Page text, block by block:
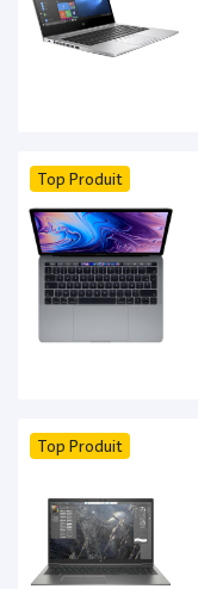
Top Produit
Top Produit